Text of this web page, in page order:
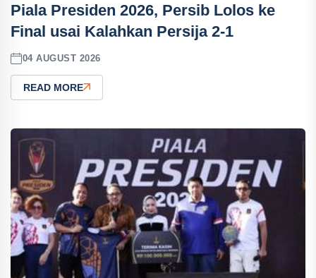
Piala Presiden 2026, Persib Lolos ke
Final usai Kalahkan Persija 2-1
04 AUGUST 2026
READ MORE